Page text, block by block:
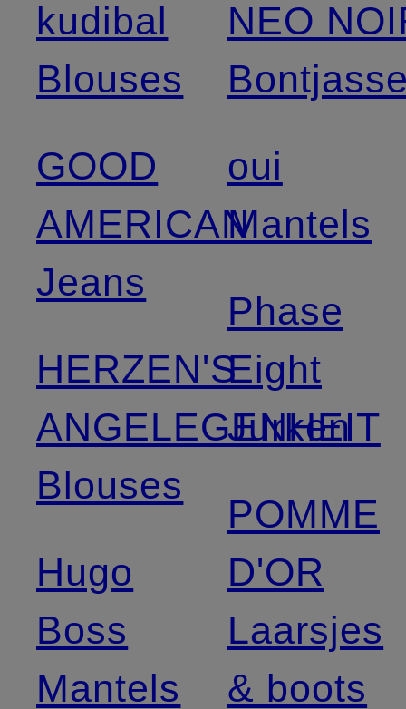
kudibal
Blouses
GOOD
AMERICAN
Jeans
HERZEN'S
ANGELEGENHEIT
Blouses
Hugo
Boss
Mantels
NEO
oui
Mantels
Phase
Eight
Jurken
POMME
D'OR
Laarsjes
& boots